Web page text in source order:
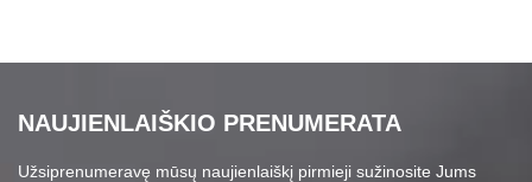
NAUJIENLAIŠKIO PRENUMERATA
Užsiprenumeravę mūsų naujienlaiškį pirmieji sužinosite Jums